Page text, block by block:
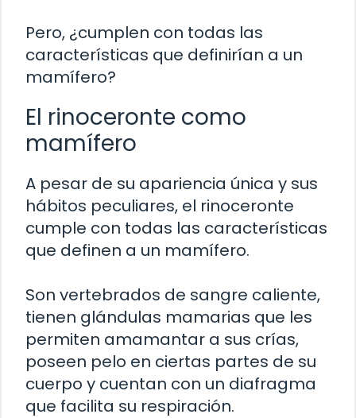
Pero, ¿cumplen con todas las
características que definirían a un
mamífero?
El rinoceronte como
mamífero
A pesar de su apariencia única y sus
hábitos peculiares, el rinoceronte
cumple con todas las características
que definen a un mamífero.
Son vertebrados de sangre caliente,
tienen glándulas mamarias que les
permiten amamantar a sus crías,
poseen pelo en ciertas partes de su
cuerpo y cuentan con un diafragma
que facilita su respiración.